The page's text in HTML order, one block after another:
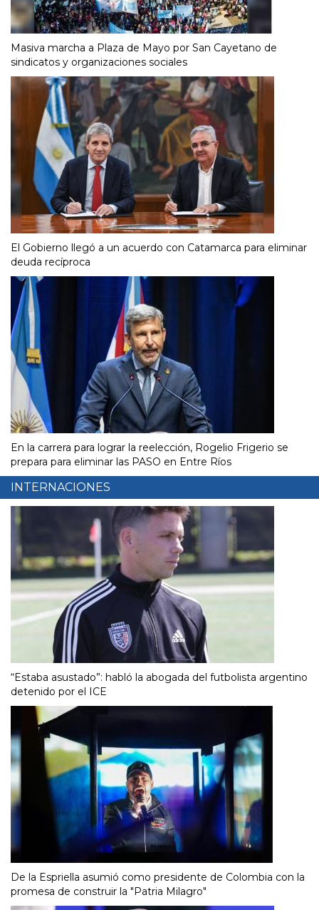
Masiva marcha a Plaza de Mayo por San Cayetano de
sindicatos y organizaciones sociales
El Gobierno llegó a un acuerdo con Catamarca para eliminar
deuda recíproca
En la carrera para lograr la reelección, Rogelio Frigerio se
prepara para eliminar las PASO en Entre Ríos
INTERNACIONES
“Estaba asustado”: habló la abogada del futbolista argentino
detenido por el ICE
De la Espriella asumió como presidente de Colombia con la
promesa de construir la "Patria Milagro"